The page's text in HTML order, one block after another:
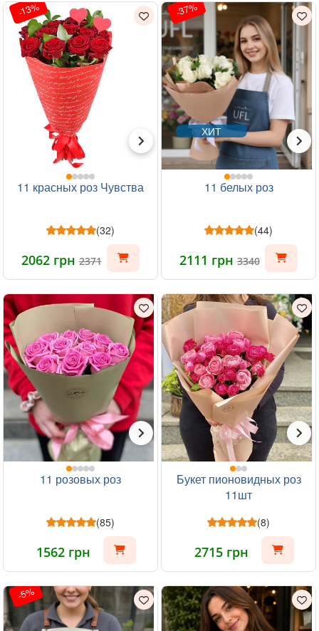
-13%
11 красных роз Чувства
(32)
2062 грн2371
-37%
ХИТ
11 белых роз
(44)
2111 грн3340
11 розовых роз
(85)
1562 грн
Букет пионовидных роз
11шт
(8)
2715 грн
-5%